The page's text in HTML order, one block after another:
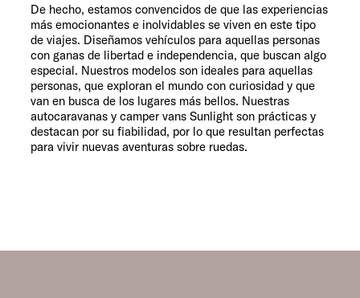
De hecho, estamos convencidos de que las experiencias
más emocionantes e inolvidables se viven en este tipo
de viajes. Diseñamos vehículos para aquellas personas
con ganas de libertad e independencia, que buscan algo
especial. Nuestros modelos son ideales para aquellas
personas, que exploran el mundo con curiosidad y que
van en busca de los lugares más bellos. Nuestras
autocaravanas y camper vans Sunlight son prácticas y
destacan por su fiabilidad, por lo que resultan perfectas
para vivir nuevas aventuras sobre ruedas.